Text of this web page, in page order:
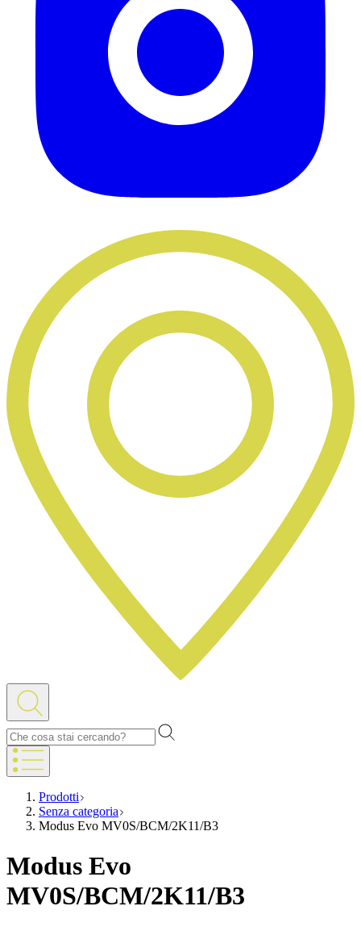
Prodotti
Senza categoria
Modus Evo MV0S/BCM/2K11/B3
Modus Evo
MV0S/BCM/2K11/B3